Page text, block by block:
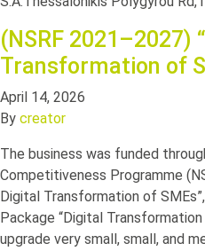
(NSRF 2021–2027)
Transformation of
April 14, 2026
By creator
The business was funded
Competitiveness Programme
Digital Transformation of
Package “Digital
upgrade very small, small, and